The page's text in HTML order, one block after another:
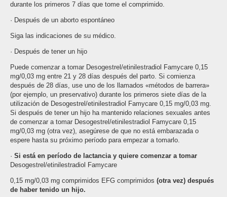
durante los primeros 7 días que tome el comprimido.
· Después de un aborto espontáneo
Siga las indicaciones de su médico.
· Después de tener un hijo
Puede comenzar a tomar Desogestrel/etinilestradiol Famycare 0,15
mg/0,03 mg entre 21 y 28 días después del parto. Si comienza
después de 28 días, use uno de los llamados «métodos de barrera»
(por ejemplo, un preservativo) durante los primeros siete días de la
utilización de Desogestrel/etinilestradiol Famycare 0,15 mg/0,03 mg.
Si después de tener un hijo ha mantenido relaciones sexuales antes
de comenzar a tomar Desogestrel/etinilestradiol Famycare 0,15
mg/0,03 mg (otra vez), asegúrese de que no está embarazada o
espere hasta su próximo período para empezar a tomarlo.
· Si está en período de lactancia y quiere comenzar a tomar
Desogestrel/etinilestradiol Famycare
0,15 mg/0,03 mg comprimidos EFG comprimidos (otra vez) después
de haber tenido un hijo.